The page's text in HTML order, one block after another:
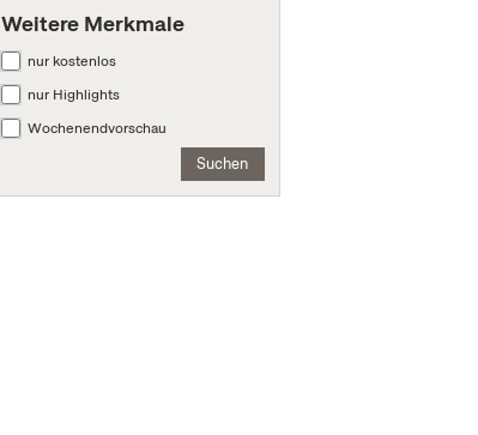
Weitere Merkmale
nur kostenlos
nur Highlights
Wochenendvorschau
Suchen